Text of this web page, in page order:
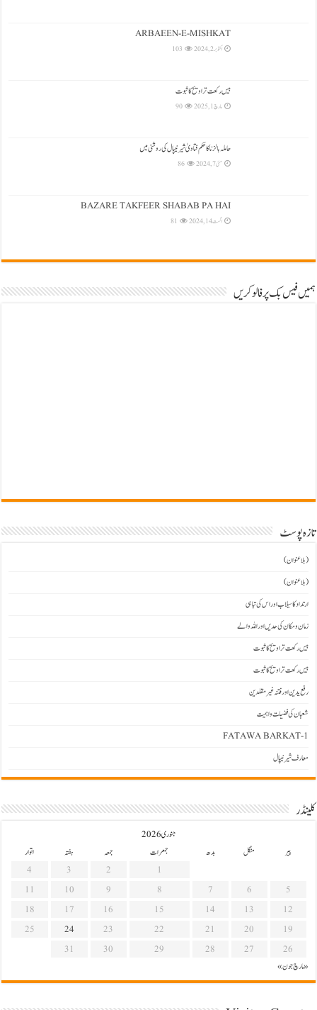
ARBAEEN-E-MISHKAT
اکتوبر 2, 2024 103
بیس رکعت تراویح کا ثبوت
مارچ 1, 2025 90
حاملہ بالزنا کا حکم فتاویٰ شیرنیپال کی روشنی میں
مئی 7, 2024 86
BAZARE TAKFEER SHABAB PA HAI
اگست 14, 2024 81
ہمیں فیس بک پر فالو کریں
تازہ پوسٹ
(بلاعنوان)
(بلاعنوان)
ارتداد کا سیلاب اور اس کی تباہی
زمان و مکان کی حدیں اور اللہ والے
بیس رکعت تراویح کا ثبوت
بیس رکعت تراویح کا ثبوت
رفع یدین اور فتنہ غیرمقلدین
شعبان کی فضیلت و اہمیت
FATAWA BARKAT-1
معارف شیرنیپال
کلینڈر
جنوری 2026
پیر
منگل بدھ جمعرات جمعہ ہفتہ
اتوار
1
2
3
4
5
6
7
8
9
10
11
12
13
14
15
16
17
18
19
20
21
22
23
24
25
26
27
28
29
30
31
« مارچجون »